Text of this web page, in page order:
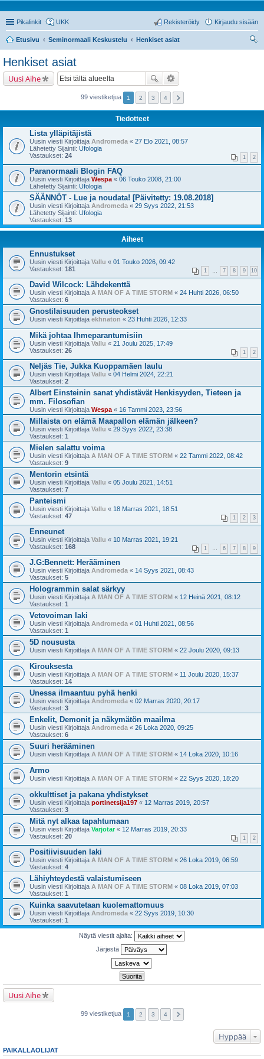
Pikalinkit UKK Kirjaudu sisään
Rekisteröidy
Etusivu Seminormaali Keskustelu
Henkiset asiat
Henkiset asiat
Uusi Aihe
99 viestiketjua 1 2 3 4
Tiedotteet
Lista ylläpitäjistä
Uusin viesti Kirjoittaja Andromeda « 27 Elo 2021, 08:57
Lähetetty Sijainti: Ufologia
Vastaukset: 24 1 2
Paranormaali Blogin FAQ
Uusin viesti Kirjoittaja Wespa « 06 Touko 2008, 21:00
Lähetetty Sijainti: Ufologia
SÄÄNNÖT - Lue ja noudata! [Päivitetty: 19.08.2018]
Uusin viesti Kirjoittaja Andromeda « 29 Syys 2022, 21:53
Lähetetty Sijainti: Ufologia
Vastaukset: 13
Aiheet
Ennustukset
Uusin viesti Kirjoittaja Vallu « 01 Touko 2026, 09:42
Vastaukset: 181 1 … 7 8 9 10
David Wilcock: Lähdekenttä
Uusin viesti Kirjoittaja A MAN OF A TIME STORM « 24 Huhti 2026, 06:50
Vastaukset: 6
Gnostilaisuuden perusteokset
Uusin viesti Kirjoittaja ekhnaton « 23 Huhti 2026, 12:33
Mikä johtaa Ihmeparantumisiin
Uusin viesti Kirjoittaja Vallu « 21 Joulu 2025, 17:49
Vastaukset: 26 1 2
Neljäs Tie, Jukka Kuoppamäen laulu
Uusin viesti Kirjoittaja Vallu « 04 Helmi 2024, 22:21
Vastaukset: 2
Albert Einsteinin sanat yhdistävät Henkisyyden, Tieteen ja
mm. Filosofian
Uusin viesti Kirjoittaja Wespa « 16 Tammi 2023, 23:56
Millaista on elämä Maapallon elämän jälkeen?
Uusin viesti Kirjoittaja Vallu « 29 Syys 2022, 23:38
Vastaukset: 1
Mielen salattu voima
Uusin viesti Kirjoittaja A MAN OF A TIME STORM « 22 Tammi 2022, 08:42
Vastaukset: 9
Mentorin etsintä
Uusin viesti Kirjoittaja Vallu « 05 Joulu 2021, 14:51
Vastaukset: 7
Panteismi
Uusin viesti Kirjoittaja Vallu « 18 Marras 2021, 18:51
Vastaukset: 47 1 2 3
Enneunet
Uusin viesti Kirjoittaja Vallu « 10 Marras 2021, 19:21
Vastaukset: 168 1 … 6 7 8 9
J.G:Bennett: Herääminen
Uusin viesti Kirjoittaja Andromeda « 14 Syys 2021, 08:43
Vastaukset: 5
Hologrammin salat särkyy
Uusin viesti Kirjoittaja A MAN OF A TIME STORM « 12 Heinä 2021, 08:12
Vastaukset: 1
Vetovoiman laki
Uusin viesti Kirjoittaja Andromeda « 01 Huhti 2021, 08:56
Vastaukset: 1
5D noususta
Uusin viesti Kirjoittaja A MAN OF A TIME STORM « 22 Joulu 2020, 09:13
Kirouksesta
Uusin viesti Kirjoittaja A MAN OF A TIME STORM « 11 Joulu 2020, 15:37
Vastaukset: 14
Unessa ilmaantuu pyhä henki
Uusin viesti Kirjoittaja Andromeda « 02 Marras 2020, 20:17
Vastaukset: 3
Enkelit, Demonit ja näkymätön maailma
Uusin viesti Kirjoittaja Andromeda « 26 Loka 2020, 09:25
Vastaukset: 6
Suuri herääminen
Uusin viesti Kirjoittaja A MAN OF A TIME STORM « 14 Loka 2020, 10:16
Armo
Uusin viesti Kirjoittaja A MAN OF A TIME STORM « 22 Syys 2020, 18:20
okkulttiset ja pakana yhdistykset
Uusin viesti Kirjoittaja portinetsija197 « 12 Marras 2019, 20:57
Vastaukset: 3
Mitä nyt alkaa tapahtumaan
Uusin viesti Kirjoittaja Varjotar« 12 Marras 2019, 20:33
Vastaukset: 20 1 2
Positiivisuuden laki
Uusin viesti Kirjoittaja A MAN OF A TIME STORM « 26 Loka 2019, 06:59
Vastaukset: 4
Lähiyhteydestä valaistumiseen
Uusin viesti Kirjoittaja A MAN OF A TIME STORM « 08 Loka 2019, 07:03
Vastaukset: 1
Kuinka saavutetaan kuolemattomuus
Uusin viesti Kirjoittaja Andromeda « 22 Syys 2019, 10:30
Vastaukset: 1
Näytä viestit ajalta:
Järjestä
Uusi Aihe
99 viestiketjua 1 2 3 4
Hyppää
PAIKALLAOLIJAT